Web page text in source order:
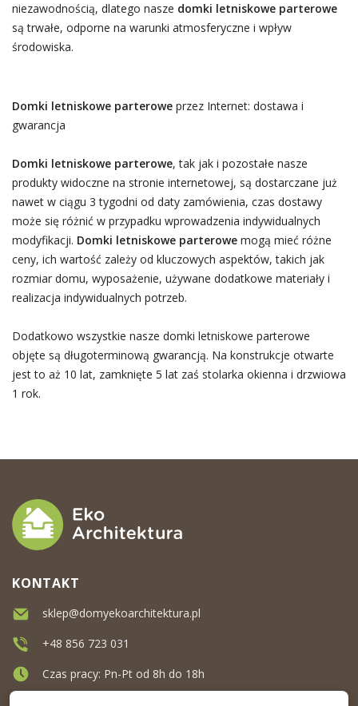
niezawodnością, dlatego nasze domki letniskowe parterowe
są trwałe, odporne na warunki atmosferyczne i wpływ
środowiska.
Domki letniskowe parteroweprzez Internet: dostawa i
gwarancja
Domki letniskowe parterowe, tak jak i pozostałe nasze
produkty widoczne na stronie internetowej, są dostarczane już
nawet w ciągu 3 tygodni od daty zamówienia, czas dostawy
może się różnić w przypadku wprowadzenia indywidualnych
modyfikacji. Domki letniskowe parterowe mogą mieć różne
ceny, ich wartość zależy od kluczowych aspektów, takich jak
rozmiar domu, wyposażenie, używane dodatkowe materiały i
realizacja indywidualnych potrzeb.
Dodatkowo wszystkie nasze domki letniskowe parterowe
objęte są długoterminową gwarancją. Na konstrukcje otwarte
jest to aż 10 lat, zamknięte 5 lat zaś stolarka okienna i drzwiowa
1 rok.
KONTAKT
sklep@domyekoarchitektura.pl
+48 856 723 031
Czas pracy: Pn-Pt od 8h do 18h